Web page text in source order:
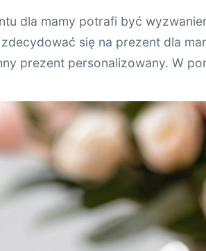
dla mamy potrafi być
się na prezent dla
prezent personalizowany. W